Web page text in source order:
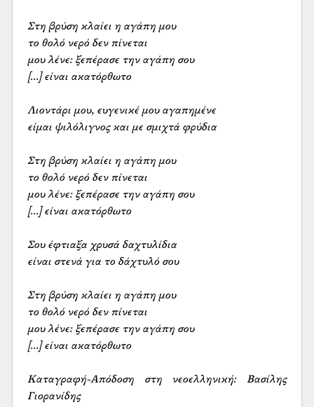
Στη βρύση κλαίει η αγάπη μου
το θολό νερό δεν πίνεται
μου λένε: ξεπέρασε την αγάπη σου
[...] είναι ακατόρθωτο
Λιοντάρι μου, ευγενικέ μου αγαπημένε
είμαι ψιλόλιγνος και με σμιχτά φρύδια
Στη βρύση κλαίει η αγάπη μου
το θολό νερό δεν πίνεται
μου λένε: ξεπέρασε την αγάπη σου
[...] είναι ακατόρθωτο
Σου έφτιαξα χρυσά δαχτυλίδια
είναι στενά για το δάχτυλό σου
Στη βρύση κλαίει η αγάπη μου
το θολό νερό δεν πίνεται
μου λένε: ξεπέρασε την αγάπη σου
[...] είναι ακατόρθωτο
Καταγραφή-Απόδοση στη νεοελληνική: Βασίλης
Γιορανίδης